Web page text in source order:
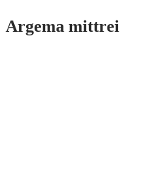
Argema mittrei